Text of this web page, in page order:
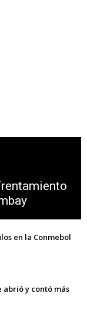
en la Conmebol
abrió y contó más